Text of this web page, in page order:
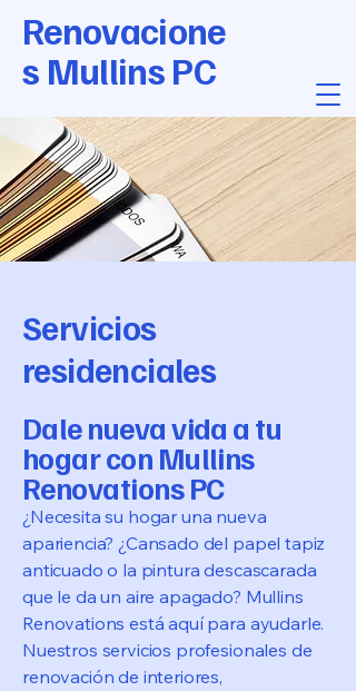
Renovacione
s Mullins PC
Servicios
residenciales
Dale nueva vida a tu
hogar con Mullins
Renovations PC
¿Necesita su hogar una nueva
apariencia? ¿Cansado del papel tapiz
anticuado o la pintura descascarada
que le da un aire apagado? Mullins
Renovations está aquí para ayudarle.
Nuestros servicios profesionales de
renovación de interiores,